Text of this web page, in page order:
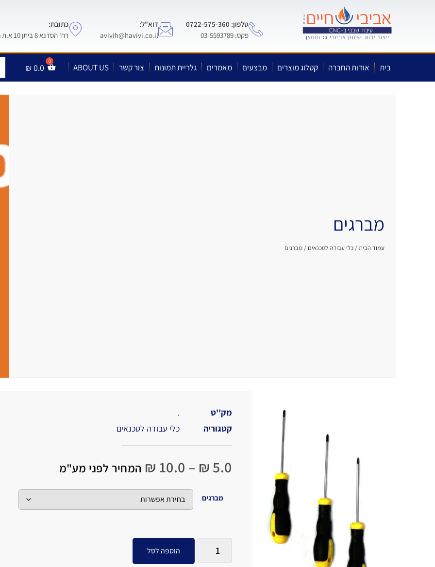
טלפון: 0722-575-360
פקס: 03-5593789
דוא"ל:
avivih@havivi.co.il
כתובת:
רח' הסדנא 8 ביתן 10 א.ת חולון
בית אודות החברה קטלוג מוצרים מבצעים מאמרים גלריית תמונות צור קשר ABOUT US
₪0.0
מברגים
עמוד הבית/כלי עבודה לטכנאים / מברגים
מק''ט
.
קטגוריה
כלי עבודה לטכנאים
₪ 5.0
–
₪ 10.0 המחיר לפני מע"מ
מברגים
הוספה לסל